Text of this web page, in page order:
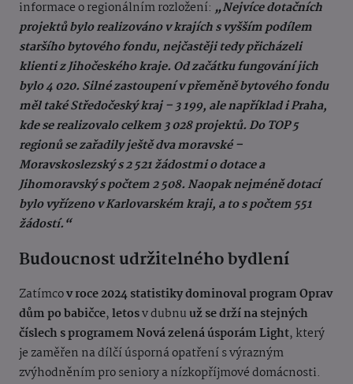
informace o regionálním rozložení: „Nejvíce dotačních
projektů bylo realizováno v krajích s vyšším podílem
staršího bytového fondu, nejčastěji tedy přicházeli
klienti z Jihočeského kraje. Od začátku fungování jich
bylo 4 020. Silné zastoupení v přeměně bytového fondu
měl také Středočeský kraj – 3 199, ale například i Praha,
kde se realizovalo celkem 3 028 projektů. Do TOP 5
regionů se zařadily ještě dva moravské –
Moravskoslezský s 2 521 žádostmi o dotace a
Jihomoravský s počtem 2 508. Naopak nejméně dotací
bylo vyřízeno v Karlovarském kraji, a to s počtem 551
žádostí.“
Budoucnost udržitelného bydlení
Zatímcov roce 2024 statistiky dominoval program Oprav
dům po babičce,letosv dubnu už se drží na stejných
číslech s programem Nová zelená úsporám Light, který
je zaměřen na dílčí úsporná opatření s výrazným
zvýhodněním pro seniory a nízkopříjmové domácnosti.